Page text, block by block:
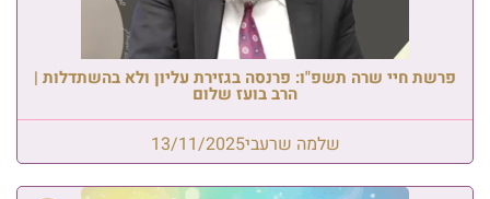
פרשת חיי שרה תשפ"ו: פרנסה בגזירת עליון ולא בהשתדלות |
הרב בועז שלום
שלמה שרעבי13/11/2025